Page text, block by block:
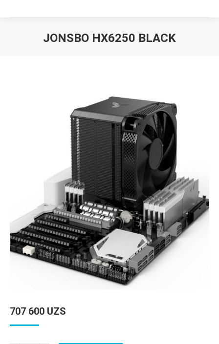
JONSBO HX6250 BLACK
707 600 UZS